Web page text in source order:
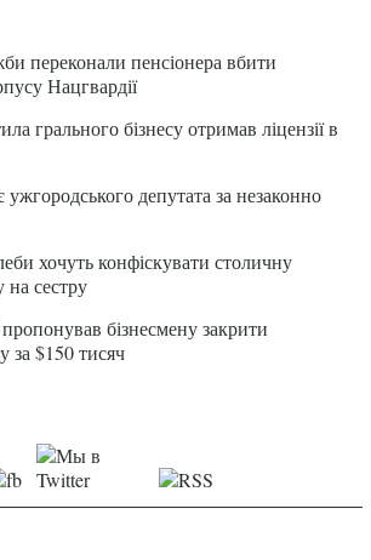
переконали пенсіонера вбити
Нацгвардії
грального бізнесу отримав ліцензії в
депутата за незаконно
хочуть конфіскувати столичну
на сестру
бізнесмену закрити
за $150 тисяч